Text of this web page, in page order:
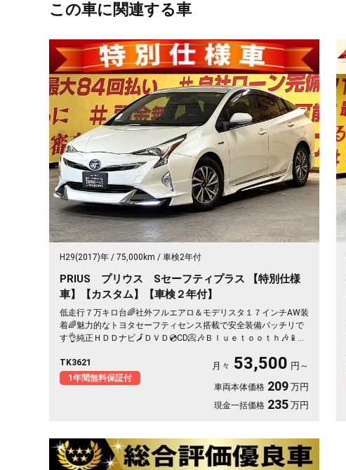
この車に関連する車
H29(2017)年 75,000km 車検2年付
PRIUS プリウス Sセーフティプラス 【特別仕様
車】【カスタム】【車検２年付】
低走行７万キロ台🌈社外フルエアロ＆モデリスタ１７インチAW装
着🌈魅力的なトヨタセーフティセンス搭載で安全装備バッチリで
す👌純正ＨＤＤナビ🗾ＤＶＤ💿CD📀🎶Ｂｌｕｅｔｏｏｔｈ🎶📱フ
ＥＤフォグ・オートハイビーム機能付💡ETC＆レーダークルーズ
コントロール付で高速走行も追尾機能で楽々運転🚗✨カタログ燃
費ＪＣ０８モード🍂３７．２ｋｍ／Ｌのお財布に優しい低燃費✨
TK3621
1年間無料保証付
月々 53,500 円～
車両本体価格 209 万円
現金一括価格 235 万円